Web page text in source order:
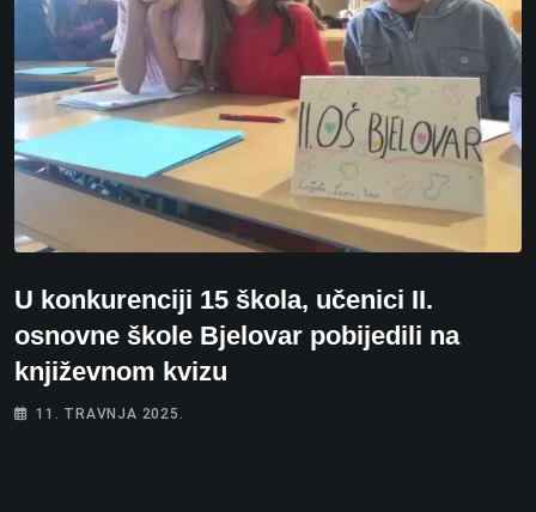
U konkurenciji 15 škola, učenici II.
osnovne škole Bjelovar pobijedili na
književnom kvizu
11. TRAVNJA 2025.